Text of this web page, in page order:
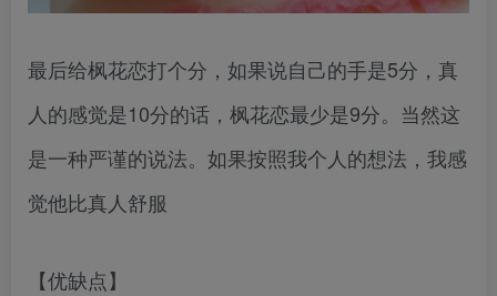
最后给枫花恋打个分，如果说自己的手是5分，真
人的感觉是10分的话，枫花恋最少是9分。当然这
是一种严谨的说法。如果按照我个人的想法，我感
觉他比真人舒服
【优缺点】